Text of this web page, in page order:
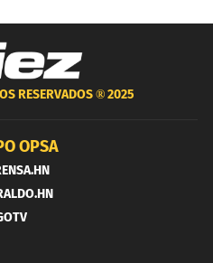
RESERVADOS ®2025
OPSA